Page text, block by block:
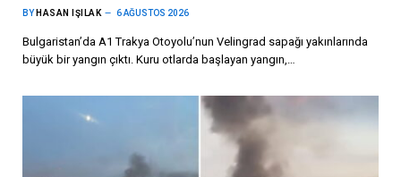
BY HASAN IŞILAK 6 AĞUSTOS 2026
Bulgaristan’da A1 Trakya Otoyolu’nun Velingrad sapağı yakınlarında
büyük bir yangın çıktı. Kuru otlarda başlayan yangın,…